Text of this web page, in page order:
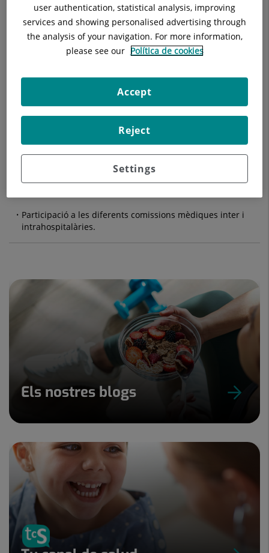
Col·laboració amb el Dr. E. Balaguer en estudis de
neuroradiologia.
de l'especialitat de pediatria.
curs de medicina i de rotatoris.
Participació a les diferents comissions mèdiques inter i
intrahospitalàries.
Els nostres blogs
user authentication, statistical analysis, improving
services and showing personalised advertising through
the analysis of your navigation. For more information,
please see our Política de cookies
Settings
Reject
Accept